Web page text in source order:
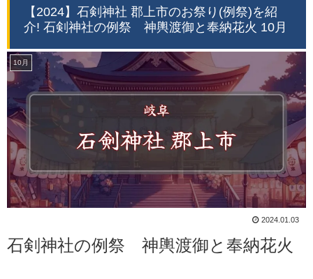
【2024】石剣神社 郡上市のお祭り(例祭)を紹
介! 石剣神社の例祭 神輿渡御と奉納花火 10月
10月
2024.01.03
石剣神社の例祭 神輿渡御と奉納花火